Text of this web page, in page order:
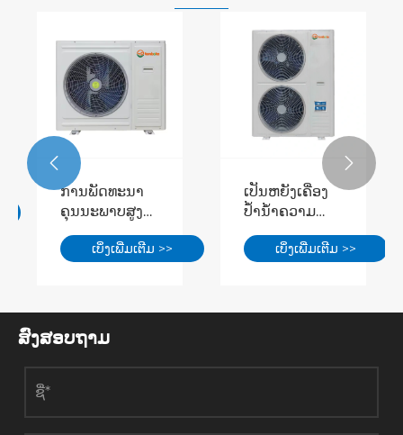
ການພັດທະນາ
ຄຸນນະພາບສູງ
ຂອງອຸດສາຫະ
ກໍາປັ໊ມຄວາມ
ສອງແຫຼ່ງໄດ້
ກາຍເປັນກໍາລັງ
ຕົ້ນຕໍສໍາລັບການ
ເບິ່ງເພີ່ມເຕີມ >>
ເປັນຫຍັງເຄື່ອງ
ປ້ຳນ້ຳຄວາມ
ຮ້ອນຈຶ່ງສາມາດ
ນຳໜ້າທ່າອ່ຽງ
ສະອາດ?
ເບິ່ງເພີ່ມເຕີມ >>
 
ສົ່ງສອບຖາມ